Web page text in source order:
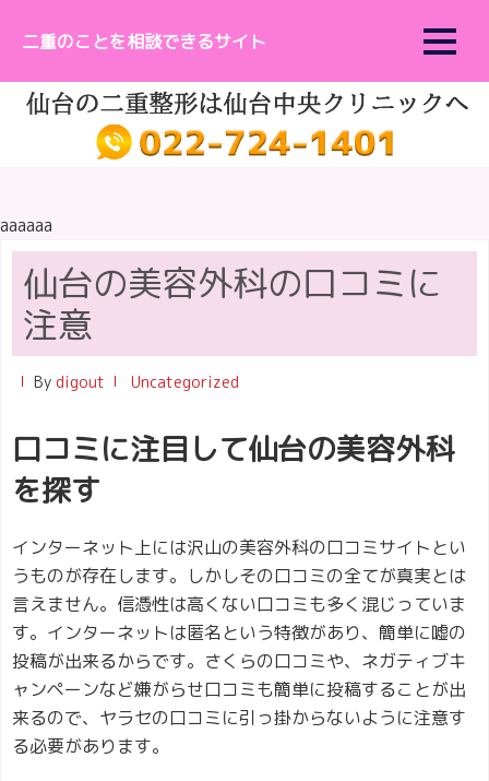
二重のことを相談できるサイト
発信し、情報提供していま
た二重整形ですが、デメリッ
トに注意する必要もありま
す。二重整形の詳細や、メリ
ご紹介したいと思います。
メインナビゲーション
aaaaaa
仙台の美容外科の口コミに
注意
By digout Uncategorized
口コミに注目して仙台の美容外科
を探す
インターネット上には沢山の美容外科の口コミサイトとい
うものが存在します。しかしその口コミの全てが真実とは
言えません。信憑性は高くない口コミも多く混じっていま
す。インターネットは匿名という特徴があり、簡単に嘘の
投稿が出来るからです。さくらの口コミや、ネガティブキ
ャンペーンなど嫌がらせ口コミも簡単に投稿することが出
来るので、ヤラセの口コミに引っ掛からないように注意す
る必要があります。